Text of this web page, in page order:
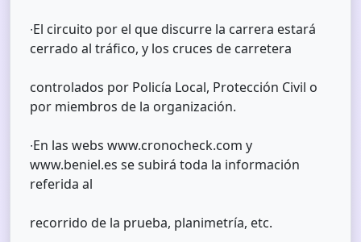
∙El circuito por el que discurre la carrera estará
cerrado al tráfico, y los cruces de carretera
controlados por Policía Local, Protección Civil o
por miembros de la organización.
∙En las webs www.cronocheck.com y
www.beniel.es se subirá toda la información
referida al
recorrido de la prueba, planimetría, etc.